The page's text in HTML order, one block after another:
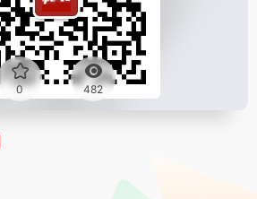
0 482